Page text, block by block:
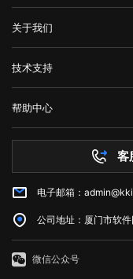
需要联系网站管理员寻求
信息，并提供解决方法
码。这意味着请求未能正
关或网络连接问题引起的
检查网络连接、清除浏览
员。希望本文能帮助您了
复。 以上就是关于页面
很多网站都是需要升级优
务器无法接纳新用户访问
即CSS（级联样式表）的
视觉效果，使网页看起
户交互的方式，即
许网页对用户的操作做出
丰富的交互体验。 这三
能和用户体验。 web端
允许发送一定数量的请求
器就会返回HTTP 429错
取以下一些方法来修复
过于频繁时，可以增加
量，以满足服务器的限
429错误发生在API调用中
API提供商的限制。 4.
不稳定引起的，我们可以
象。 5. 使用CDN服务：
减少请求次数，提高请
果HTTP 429错误仍无法
务器设置是否存在问题
务器限制、网络不稳定
以采取增加请求间隔时间
络连接、使用CDN服务等
计算服务。免费计划提
在AWS上创建和管理存储
的。 3. AWS Lambda：
计划提供每月25个WCU
免费的。 6. Amazon
(CDN)，免费计划为每
Amazon Machine
中提供每月10,000个批
数据库服务，免费计划实
储和10万条I/O请求数。
和接收电子邮件，AWS
送。 10. Amazon
CloudWatch在免费计划中
控。 如何使用AWS永
汇款信息
购买流程
服务条款
关于我们
公司介绍
举报中心
隐私声明
技术支持
网站备案
技术文档
帮助中心
服务器问题
市场资讯
客
电子邮箱：
公司地址：厦门市软
微信公众号